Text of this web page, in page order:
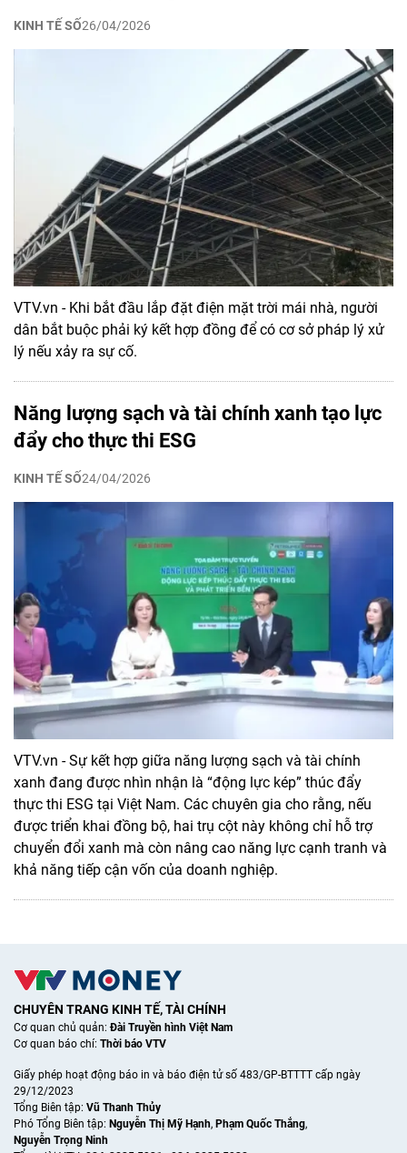
KINH TẾ SỐ26/04/2026
VTV.vn - Khi bắt đầu lắp đặt điện mặt trời mái nhà, người
dân bắt buộc phải ký kết hợp đồng để có cơ sở pháp lý xử
lý nếu xảy ra sự cố.
Năng lượng sạch và tài chính xanh tạo lực
đẩy cho thực thi ESG
KINH TẾ SỐ24/04/2026
VTV.vn - Sự kết hợp giữa năng lượng sạch và tài chính
xanh đang được nhìn nhận là “động lực kép” thúc đẩy
thực thi ESG tại Việt Nam. Các chuyên gia cho rằng, nếu
được triển khai đồng bộ, hai trụ cột này không chỉ hỗ trợ
chuyển đổi xanh mà còn nâng cao năng lực cạnh tranh và
khả năng tiếp cận vốn của doanh nghiệp.
CHUYÊN TRANG KINH TẾ, TÀI CHÍNH
Cơ quan chủ quản:Đài Truyền hình Việt Nam
Cơ quan báo chí: Thời báo VTV
Giấy phép hoạt động báo in và báo điện tử số 483/GP-BTTTT cấp ngày
29/12/2023
Tổng Biên tập: Vũ Thanh Thủy
Phó Tổng Biên tập: Nguyễn Thị Mỹ Hạnh, Phạm Quốc Thắng,
Nguyễn Trọng Ninh